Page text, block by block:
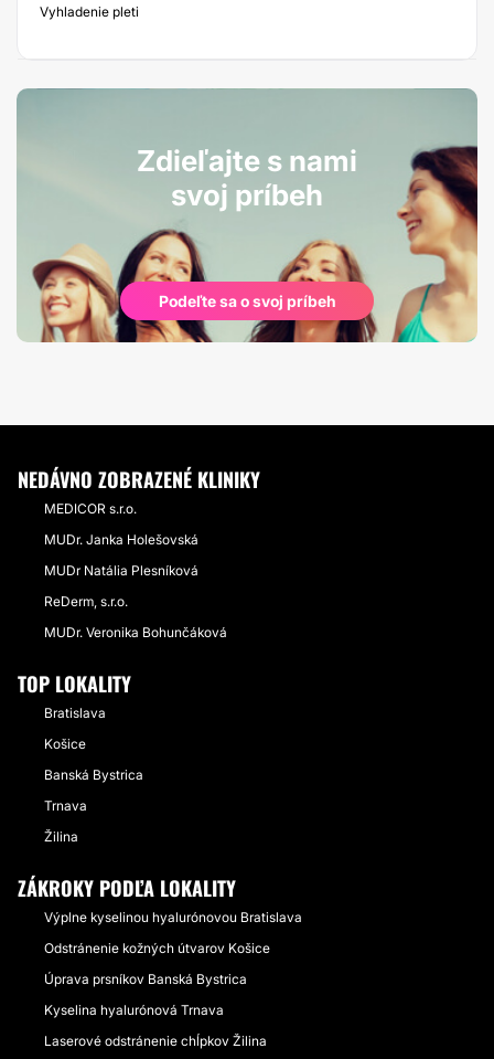
Vyhladenie pleti
Zdieľajte s nami
svoj príbeh
Podeľte sa o svoj príbeh
NEDÁVNO ZOBRAZENÉ KLINIKY
MEDICOR s.r.o.
MUDr. Janka Holešovská
MUDr Natália Plesníková
ReDerm, s.r.o.
MUDr. Veronika Bohunčáková
TOP LOKALITY
Bratislava
Košice
Banská Bystrica
Trnava
Žilina
ZÁKROKY PODĽA LOKALITY
Výplne kyselinou hyalurónovou Bratislava
Odstránenie kožných útvarov Košice
Úprava prsníkov Banská Bystrica
Kyselina hyalurónová Trnava
Laserové odstránenie chĺpkov Žilina